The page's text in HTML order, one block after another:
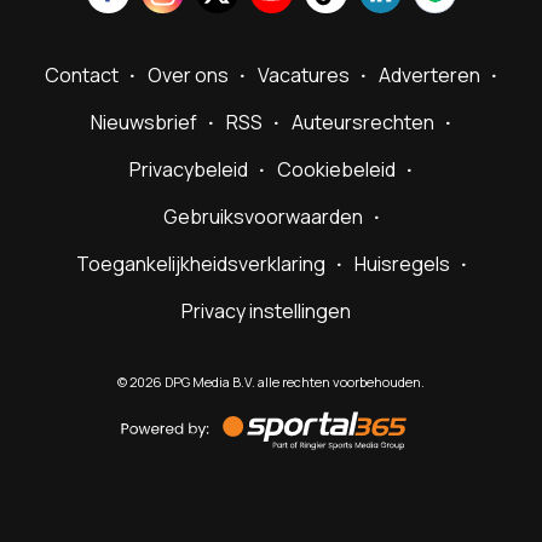
Contact Over ons Vacatures
Adverteren
Nieuwsbrief
RSS
Auteursrechten
Privacybeleid
Cookiebeleid
Gebruiksvoorwaarden
Toegankelijkheidsverklaring
Huisregels
Privacy instellingen
©2026 DPG Media B.V. alle rechten voorbehouden.
by
Sportal365